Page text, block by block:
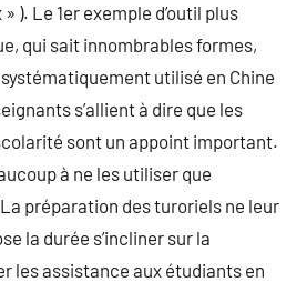
). Le 1er exemple d’outil plus
qui sait innombrables formes,
utilisé en Chine
s’allient à dire que les
sont un appoint important.
à ne les utiliser que
préparation des turoriels ne leur
la durée s’incliner sur la
les assistance aux étudiants en